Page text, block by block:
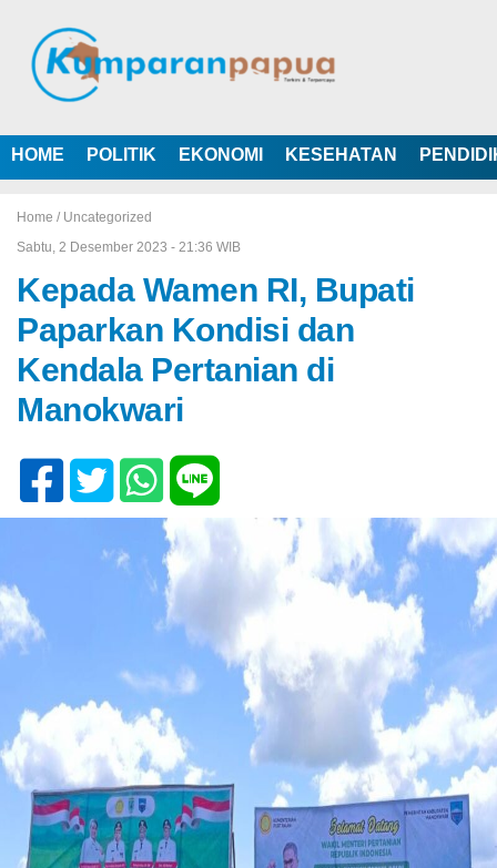
HOME POLITIK EKONOMI KESEHATAN
Home / Uncategorized
Sabtu, 2 Desember 2023 - 21:36 WIB
Kepada Wamen RI, Bupati
Paparkan Kondisi dan
Kendala Pertanian di
Manokwari